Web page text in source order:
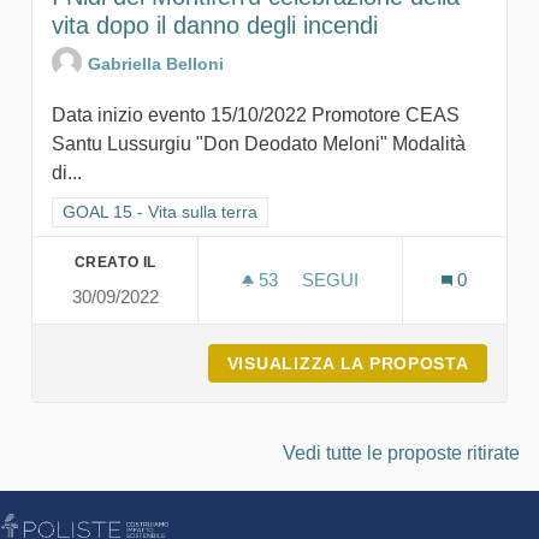
vita dopo il danno degli incendi
Gabriella Belloni
Data inizio evento 15/10/2022 Promotore CEAS
Santu Lussurgiu "Don Deodato Meloni" Modalità
di...
Filtra i risultati per categoria: GOAL 15 - Vita sulla terra
GOAL 15 - Vita sulla terra
CREATO IL
30/09/2022
53 53 SOSTENITORI
SEGUI
0
VISUALIZZA LA PROPOSTA
Vedi tutte le proposte ritirate